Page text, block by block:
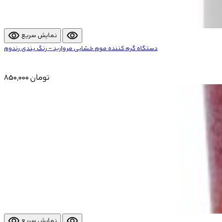
visibility نمایش سریع visibility
دستگاه گرم کننده موم خشابی مروارید – رنگ بندی رندوم
850,000 تومان